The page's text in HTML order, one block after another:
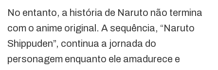
No entanto, a história de Naruto não termina
com o anime original. A sequência, “Naruto
Shippuden”, continua a jornada do
personagem enquanto ele amadurece e